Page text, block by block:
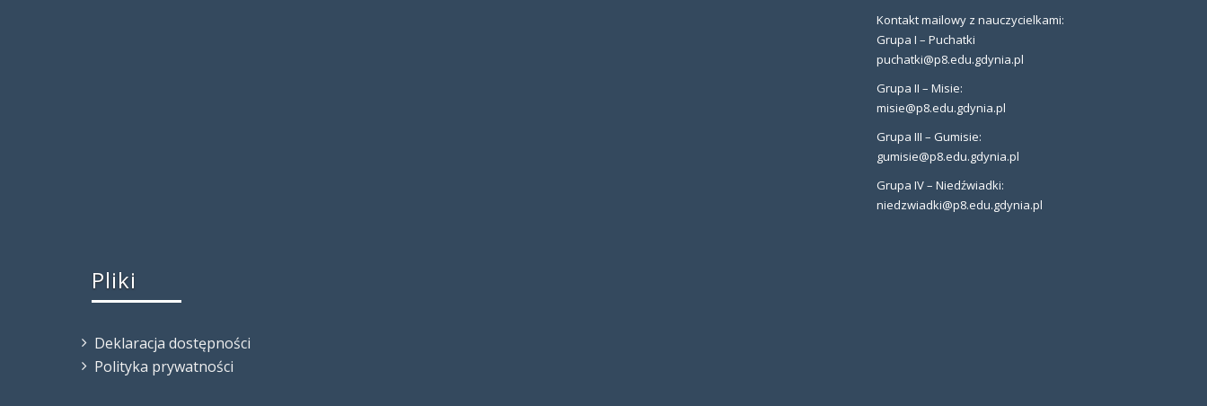
Kontakt mailowy z nauczycielkami:
Grupa I – Puchatki
puchatki@p8.edu.gdynia.pl
Grupa II – Misie:
misie@p8.edu.gdynia.pl
Grupa III – Gumisie:
gumisie@p8.edu.gdynia.pl
Grupa IV – Niedźwiadki:
niedzwiadki@p8.edu.gdynia.pl
Pliki
Deklaracja dostępności
Polityka prywatności